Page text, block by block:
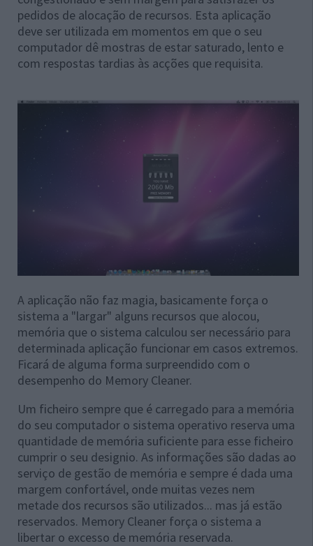
pedidos de alocação de recursos. Esta aplicação
deve ser utilizada em momentos em que o seu
computador dê mostras de estar saturado, lento e
com respostas tardias às acções que requisita.
A aplicação não faz magia, basicamente força o
sistema a "largar" alguns recursos que alocou,
memória que o sistema calculou ser necessário para
determinada aplicação funcionar em casos extremos.
Ficará de alguma forma surpreendido com o
desempenho do Memory Cleaner.
Um ficheiro sempre que é carregado para a memória
do seu computador o sistema operativo reserva uma
quantidade de memória suficiente para esse ficheiro
cumprir o seu designio. As informações são dadas ao
serviço de gestão de memória e sempre é dada uma
margem confortável, onde muitas vezes nem
metade dos recursos são utilizados... mas já estão
reservados. Memory Cleaner força o sistema a
libertar o excesso de memória reservada.